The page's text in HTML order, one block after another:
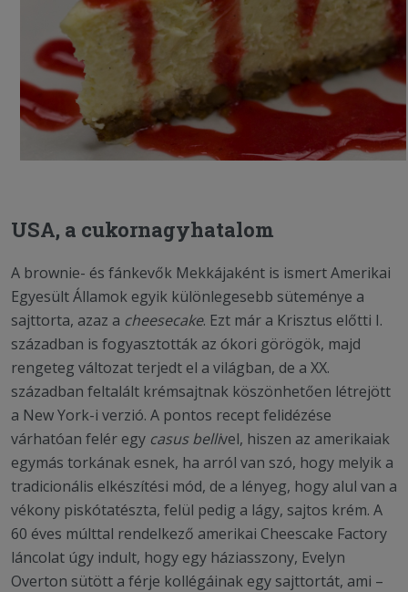
USA, a cukornagyhatalom
A brownie- és fánkevők Mekkájaként is ismert Amerikai
Egyesült Államok egyik különlegesebb süteménye a
sajttorta, azaz a cheesecake. Ezt már a Krisztus előtti I.
században is fogyasztották az ókori görögök, majd
rengeteg változat terjedt el a világban, de a XX.
században feltalált krémsajtnak köszönhetően létrejött
a New York-i verzió. A pontos recept felidézése
várhatóan felér egy casus bellivel, hiszen az amerikaiak
egymás torkának esnek, ha arról van szó, hogy melyik a
tradicionális elkészítési mód, de a lényeg, hogy alul van a
vékony piskótatészta, felül pedig a lágy, sajtos krém. A
60 éves múlttal rendelkező amerikai Cheescake Factory
láncolat úgy indult, hogy egy háziasszony, Evelyn
Overton sütött a férje kollégáinak egy sajttortát, ami –